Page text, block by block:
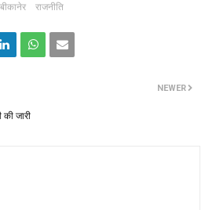
बीकानेर राजनीति
NEWER
की जारी